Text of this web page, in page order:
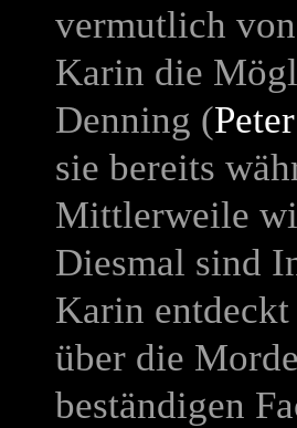
vermutlich
Karin die
Denning (
sie bereits
Mittlerweile
Diesmal sind
Karin
über die
beständigen